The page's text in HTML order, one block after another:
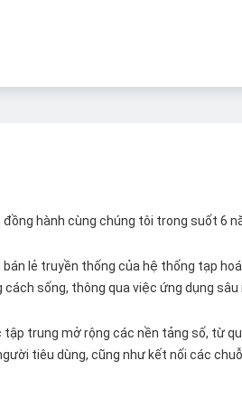
hành cùng chúng tôi trong suốt 6
lẻ truyền thống của hệ thống tạp
sống, thông qua việc ứng dụng sâu
trung mở rộng các nền tảng số, từ
tiêu dùng, cũng như kết nối các